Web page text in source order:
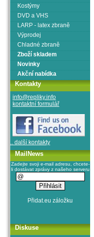
Kostýmy
DVD a VHS
LARP - latex zbraně
Výprodej
Chladné zbraně
Zboží skladem
Novinky
Akční nabídka
Kontakty
info@repliky.info
kontaktní formulář
.. další kontakty
MailNews
Zadejte svoji e-mail adresu, chcete-
li dostávat zprávy z našeho serveru
Diskuse